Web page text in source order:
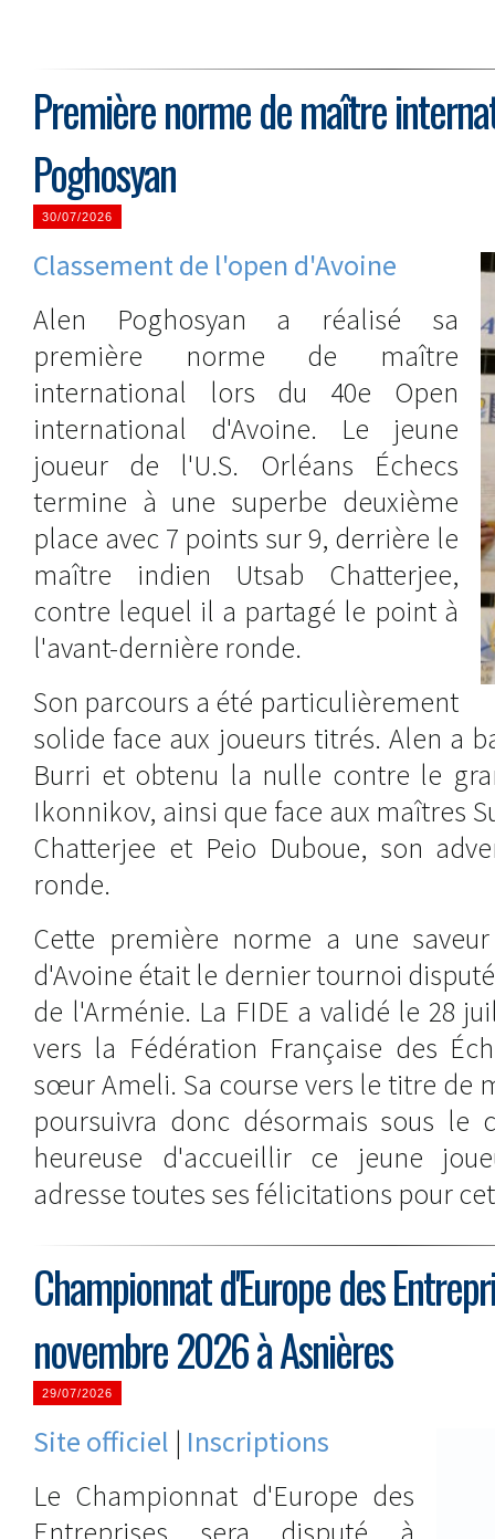
Première norme de maître
Poghosyan
30/07/2026
Classement de l'open d'Avoine
Alen Poghosyan a réalisé sa
première norme de maître
international lors du 40e Open
international d'Avoine. Le jeune
joueur de l'U.S. Orléans Échecs
termine à une superbe deuxième
place avec 7 points sur 9, derrière le
maître indien Utsab Chatterjee,
contre lequel il a partagé le point à
l'avant-dernière ronde.
Son parcours a été particulièrement
solide face aux joueurs titrés. Alen a
Burri et obtenu la nulle contre le
Ikonnikov, ainsi que face aux maîtres
Chatterjee et Peio Duboue, son
ronde.
Cette première norme a une
d'Avoine était le dernier tournoi
de l'Arménie. La FIDE a validé le 28
vers la Fédération Française des
sœur Ameli. Sa course vers le titre de
poursuivra donc désormais sous le
heureuse d'accueillir ce jeune
adresse toutes ses félicitations pour
Championnat d'Europe des
novembre 2026 à Asnières
29/07/2026
Site officiel | Inscriptions
Le Championnat d'Europe des
Entreprises sera disputé à